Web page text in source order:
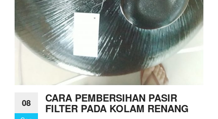
08 CARA PEMBERSIHAN PASIR
FILTER PADA KOLAM RENANG